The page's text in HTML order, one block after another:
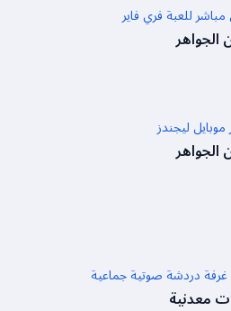
للعبة فري فاير
موبايل ليجندز
غرفة دردشة صوتية جماعية
معدنية